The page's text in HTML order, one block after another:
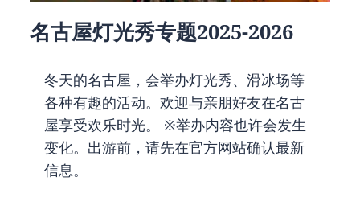
名古屋灯光秀专题2025-2026
冬天的名古屋，会举办灯光秀、滑冰场等
各种有趣的活动。欢迎与亲朋好友在名古
屋享受欢乐时光。 ※举办内容也许会发生
变化。出游前，请先在官方网站确认最新
信息。